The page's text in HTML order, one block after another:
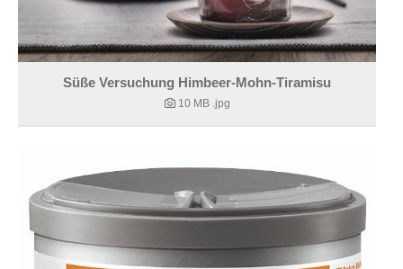
Süße Versuchung Himbeer-Mohn-Tiramisu
10 MB .jpg